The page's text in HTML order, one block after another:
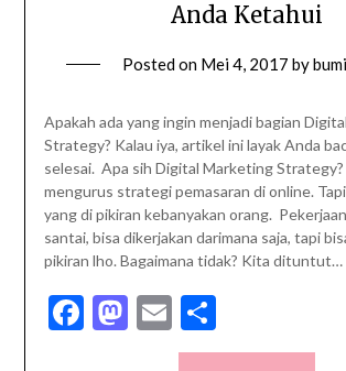
Anda Ketahui
Posted on Mei 4, 2017 by
Apakah ada yang ingin menjadi bagian
Strategy? Kalau iya, artikel ini layak Anda
selesai. Apa sih Digital Marketing
mengurus strategi pemasaran di online.
yang di pikiran kebanyakan orang.
santai, bisa dikerjakan darimana saja, tapi
pikiran lho. Bagaimana tidak? Kita dituntut…
Facebook
Mastodon
EmailShare